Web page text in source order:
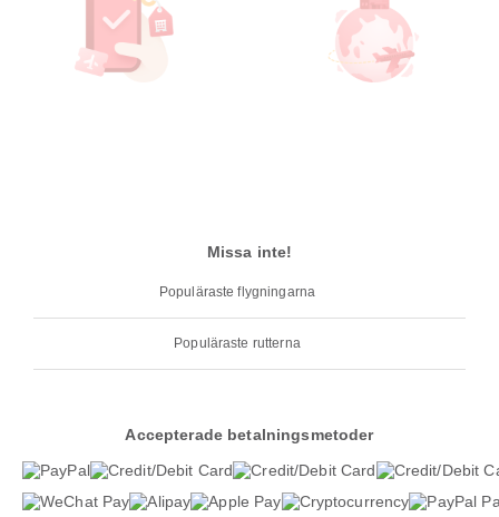
Missa inte!
Populäraste flygningarna
Populäraste rutterna
Accepterade betalningsmetoder